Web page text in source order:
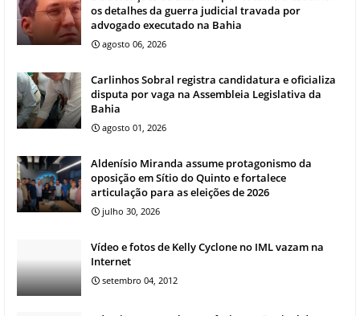
os detalhes da guerra judicial travada por
advogado executado na Bahia
agosto 06, 2026
Carlinhos Sobral registra candidatura e oficializa
disputa por vaga na Assembleia Legislativa da
Bahia
agosto 01, 2026
Aldenísio Miranda assume protagonismo da
oposição em Sítio do Quinto e fortalece
articulação para as eleições de 2026
julho 30, 2026
Vídeo e fotos de Kelly Cyclone no IML vazam na
Internet
setembro 04, 2012